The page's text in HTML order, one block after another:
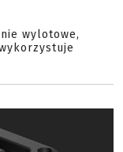
wylotowe,